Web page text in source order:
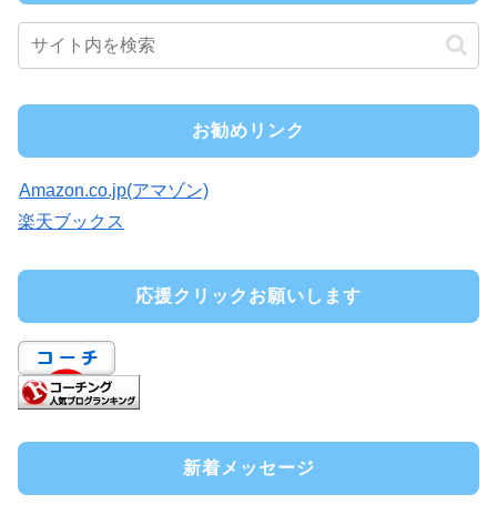
お勧めリンク
Amazon.co.jp(アマゾン)
楽天ブックス
応援クリックお願いします
新着メッセージ